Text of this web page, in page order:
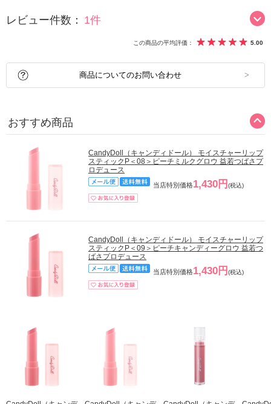
レビュー件数： 1件
この商品の平均評価： 5.00
商品についてのお問い合わせ
おすすめ商品
CandyDoll（キャンディドール） モイスチャーリップ
スティックP＜08＞ピーチミルクグロウ 益若つばさプ
ロデュース
当店特別価格1,430円 (税込)
CandyDoll（キャンディドール） モイスチャーリップ
スティックP＜09＞ピーチキャンディーグロウ 益若つ
ばさプロデュース
当店特別価格1,430円 (税込)